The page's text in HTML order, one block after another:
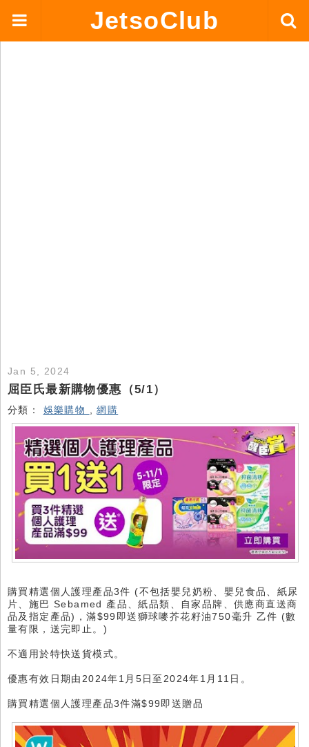
JetsoClub
Jan 5, 2024
屈臣氏最新購物優惠（5/1）
分類： 娛樂購物 ,網購
購買精選個人護理產品3件 (不包括嬰兒奶粉、嬰兒食品、紙尿
片、施巴 Sebamed 產品、紙品類、自家品牌、供應商直送商
品及指定產品)，滿$99即送獅球嘜芥花籽油750毫升 乙件 (數
量有限，送完即止。)
不適用於特快送貨模式。
優惠有效日期由2024年1月5日至2024年1月11日。
購買精選個人護理產品3件滿$99即送贈品